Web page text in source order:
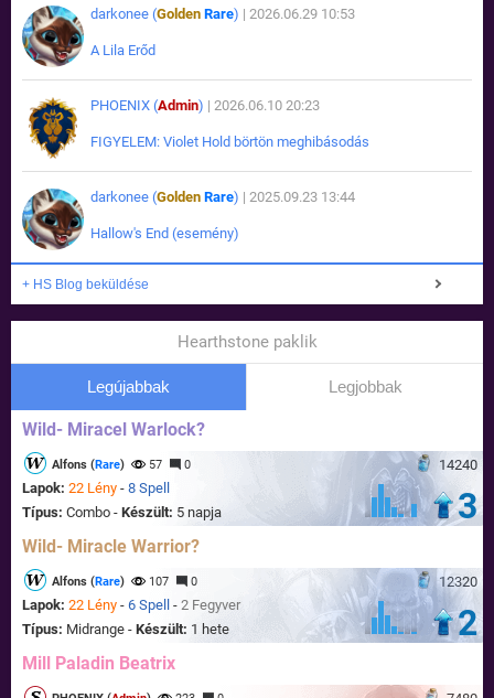
darkonee (Golden Rare) | 2026.06.29 10:53
A Lila Erőd
PHOENIX (Admin) | 2026.06.10 20:23
FIGYELEM: Violet Hold börtön meghibásodás
darkonee (Golden Rare) | 2025.09.23 13:44
Hallow's End (esemény)
+ HS Blog beküldése
Hearthstone paklik
Legújabbak Legjobbak
Wild- Miracel Warlock?
14240
Alfons (Rare) 57 0
Lapok: 22 Lény - 8 Spell
Típus: Combo - Készült: 5 napja 3
Wild- Miracle Warrior?
12320
Alfons (Rare) 107 0
Lapok: 22 Lény - 6 Spell - 2 Fegyver
Típus: Midrange - Készült: 1 hete 2
Mill Paladin Beatrix